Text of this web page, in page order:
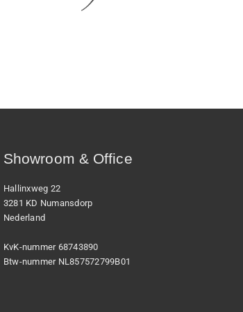
Showroom & Office
Hallinxweg 22
3281 KD Numansdorp
Nederland
KvK-nummer 68743890
Btw-nummer NL857572799B01